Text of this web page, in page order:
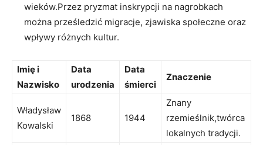
wieków.Przez‌ pryzmat ⁤inskrypcji⁣ na nagrobkach
można prześledzić migracje, zjawiska społeczne‍ oraz
wpływy różnych kultur.
Imię i
Nazwisko
Data
urodzenia
Data
‌śmierci
Znaczenie
Władysław
Kowalski
1868 1944
Znany
rzemieślnik,twórca
lokalnych tradycji.